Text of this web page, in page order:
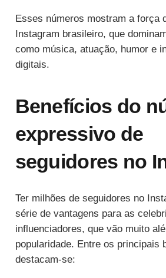
Esses números mostram a força
Instagram brasileiro, que
como música, atuação, humor e
digitais.
Benefícios do
expressivo de
seguidores no
Ter milhões de seguidores no
série de vantagens para as
influenciadores, que vão muito
popularidade. Entre os principais
destacam-se: